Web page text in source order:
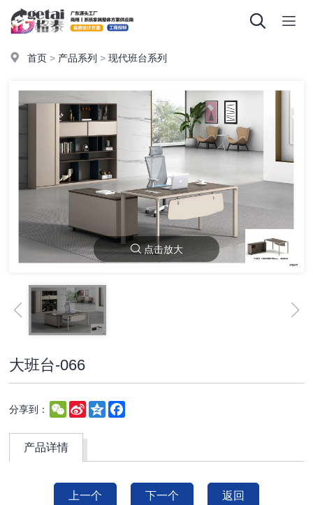
首页 > 产品系列 >现代班台系列
点击放大
大班台-066
分享到： WeChat
Sina
Weibo
Qzone
产品详情
上一个 下一个 返回